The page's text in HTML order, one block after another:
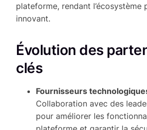
plateforme, rendant l’écosystème
innovant.
Évolution des
clés
Fournisseurs
Collaboration avec des
pour améliorer les